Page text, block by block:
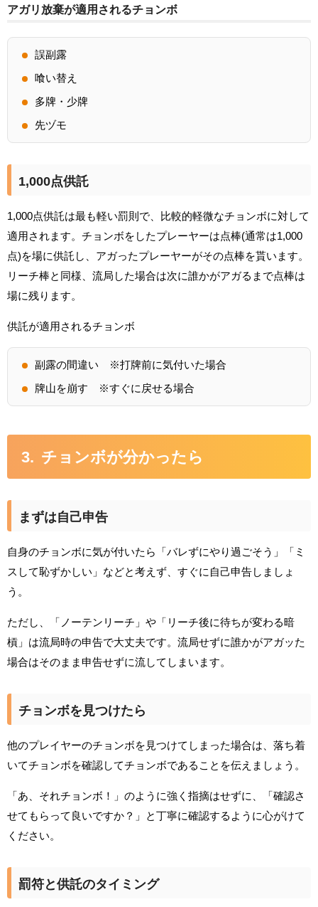
アガリ放棄が適用されるチョンボ
誤副露
喰い替え
多牌・少牌
先ヅモ
1,000点供託
1,000点供託は最も軽い罰則で、比較的軽微なチョンボに対して
適用されます。チョンボをしたプレーヤーは点棒(通常は1,000
点)を場に供託し、アガったプレーヤーがその点棒を貰います。
リーチ棒と同様、流局した場合は次に誰かがアガるまで点棒は
場に残ります。
供託が適用されるチョンボ
副露の間違い ※打牌前に気付いた場合
牌山を崩す ※すぐに戻せる場合
チョンボが分かったら
まずは自己申告
自身のチョンボに気が付いたら「バレずにやり過ごそう」「ミ
スして恥ずかしい」などと考えず、すぐに自己申告しましょ
う。
ただし、「ノーテンリーチ」や「リーチ後に待ちが変わる暗
槓」は流局時の申告で大丈夫です。流局せずに誰かがアガッた
場合はそのまま申告せずに流してしまいます。
チョンボを見つけたら
他のプレイヤーのチョンボを見つけてしまった場合は、落ち着
いてチョンボを確認してチョンボであることを伝えましょう。
「あ、それチョンボ！」のように強く指摘はせずに、「確認さ
せてもらって良いですか？」と丁寧に確認するように心がけて
ください。
罰符と供託のタイミング